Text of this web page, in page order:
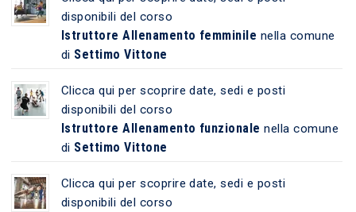
disponibili del corso
Istruttore Allenamento femminile nella comune
di Settimo Vittone
Clicca qui per scoprire date, sedi e posti
disponibili del corso
Istruttore Allenamento funzionale nella comune
di Settimo Vittone
Clicca qui per scoprire date, sedi e posti
disponibili del corso